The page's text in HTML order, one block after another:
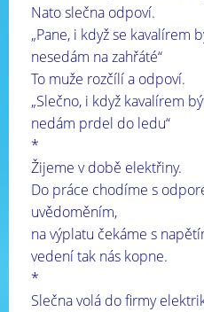
Nato slečna odpoví.
„Pane, i když se kavalírem
nesedám na zahřáté“
To muže rozčílí a odpoví.
„Slečno, i když kavalírem
nedám prdel do ledu“
*
Žijeme v době elektřiny.
Do práce chodíme s
uvědoměním,
na výplatu čekáme s
vedení tak nás kopne.
*
Slečna volá do firmy